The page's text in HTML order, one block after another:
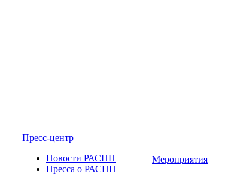
Пресс-центр
Новости РАСПП
Пресса о РАСПП
Мероприятия